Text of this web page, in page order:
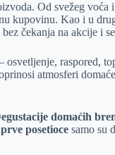
Od svežeg
kupovinu. Kao i u
čekanja na akcije i
osvetljenje, raspored,
atmosferi
domaćih
posetioce samo su